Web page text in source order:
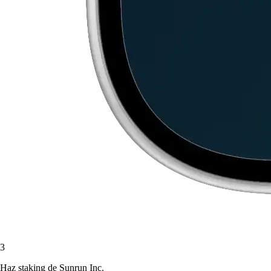
3
Haz staking de Sunrun Inc.